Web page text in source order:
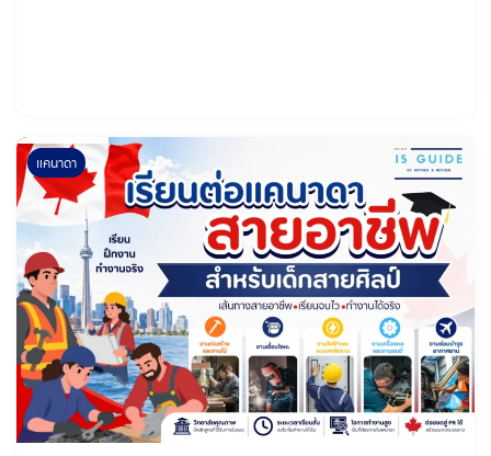
แคนาดา